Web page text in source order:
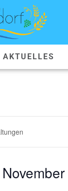
AKTUELLES